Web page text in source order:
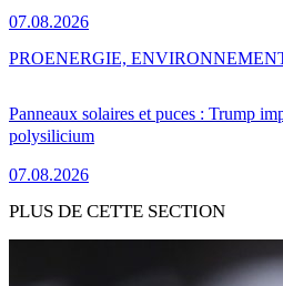
07.08.2026
Panneaux solaires et puces : Trump
polysilicium
07.08.2026
PROENERGIE,
PLUS DE CETTE SECTION